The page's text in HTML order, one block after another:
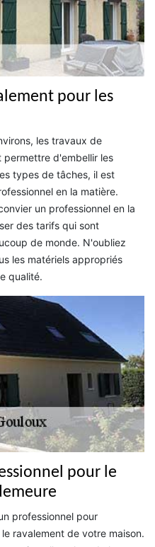
pour les
les travaux de
d'embellir les
types de tâches, il est
en la matière.
un professionnel en la
des tarifs qui sont
de monde. N'oubliez
les matériels appropriés
qualité.
pour le
professionnel pour
ravalement de votre maison.